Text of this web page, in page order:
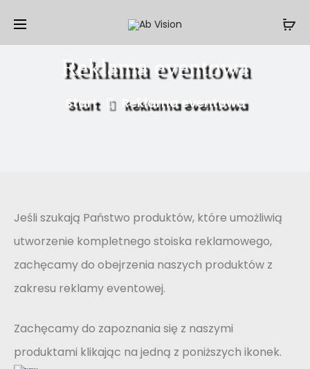
Reklama eventowa
Start Reklama eventowa
Jeśli szukają Państwo produktów, które umożliwią
utworzenie kompletnego stoiska reklamowego,
zachęcamy do obejrzenia naszych produktów z
zakresu reklamy eventowej.
Zachęcamy do zapoznania się z naszymi
produktami klikając na jedną z poniższych ikonek.